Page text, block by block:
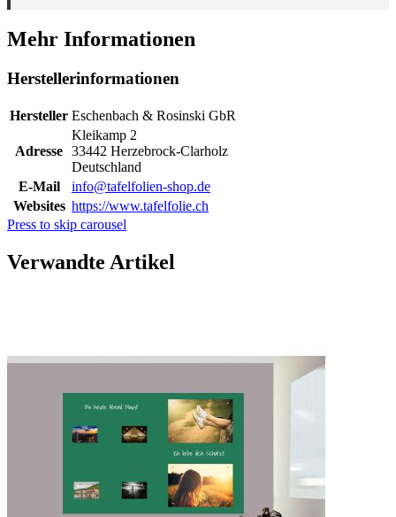
Mehr Informationen
Herstellerinformationen
Hersteller Eschenbach & Rosinski GbR
Adresse
Kleikamp 2
33442 Herzebrock-Clarholz
Deutschland
E-Mail
info@tafelfolien-shop.de
Websites https://www.tafelfolie.ch
Press to skip carousel
Verwandte Artikel